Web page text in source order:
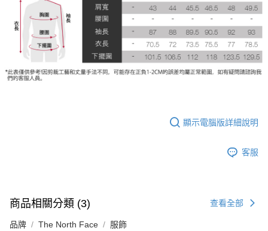
顯示電腦版詳細說明
客服
商品相關分類 (3) 查看全部
品牌 The North Face 服飾